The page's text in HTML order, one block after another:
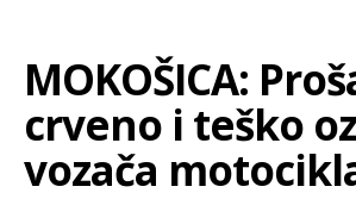
MOKOŠICA:
crveno i teško
vozača